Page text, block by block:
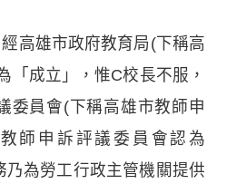
高雄市政府教育局(下稱高
「成立」，惟C校長不服，
委員會(下稱高雄市教師申
師申訴評議委員會認為
為勞工行政主管機關提供